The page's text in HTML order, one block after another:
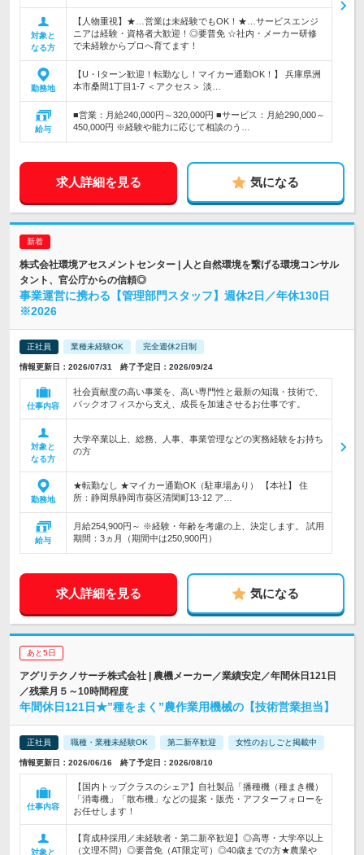
対象と
なる方
【人物重視】★…営業は未経験でもOK！★…サービスエンジ
ニアは経験・資格者大歓迎！◎要普免 ☆社内・メーカー研修
で未経験からプロへ育てます！
勤務地
【U・Iターン歓迎！転勤なし！マイカー通勤OK！】 兵庫県洲
本市桑間1丁目1-7 ＜アクセス＞ 淡…
給与
■営業：月給240,000円～320,000円 ■サービス：月給290,000～
450,000円 ※経験や能力に応じて相談のう…
求人詳細を見る 気になる
株式会社環境アセスメントセンター | 人と自然環境を繋げる環境コンサル
タント、官公庁からの信頼◎
事業運営に携わる【管理部門スタッフ】週休2日／年休130日
※2026
正社員 業種未経験OK 完全週休2日制
情報更新日：2026/07/31 終了予定日：2026/09/24
仕事内容
社会貢献度の高い事業を、高い専門性と最新の知識・技術で、
バックオフィスから支え、成長を加速させるお仕事です。
対象と
なる方
大学卒業以上、総務、人事、事業管理などの実務経験をお持ち
の方
勤務地
★転勤なし ★マイカー通勤OK（駐車場あり） 【本社】 住
所：静岡県静岡市葵区清閑町13-12 ア…
給与
月給254,900円～ ※経験・年齢を考慮の上、決定します。 試用
期間：3ヵ月（期間中は250,900円）
求人詳細を見る 気になる
あと5日
アグリテクノサーチ株式会社 | 農機メーカー／業績安定／年間休日121日
／残業月５～10時間程度
年間休日121日★”種をまく”農作業用機械の【技術営業担当】
正社員 職種・業種未経験OK 第二新卒歓迎 女性のおしごと掲載中
情報更新日：2026/06/16 終了予定日：2026/08/10
仕事内容
【国内トップクラスのシェア】自社製品「播種機（種まき機）
「消毒機」「散布機」などの提案・販売・アフターフォローを
お任せします！
対象と
【育成枠採用／未経験者・第二新卒歓迎】◎高専・大学卒以上
（文理不問）◎要普免（AT限定可）◎40歳までの方★農業や